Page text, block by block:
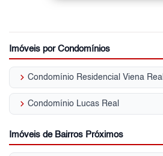
Imóveis por Condomínios
keyboard_arrow_right Condomínio Residencial Viena Real
keyboard_arrow_right Condomínio Lucas Real
Imóveis de Bairros Próximos